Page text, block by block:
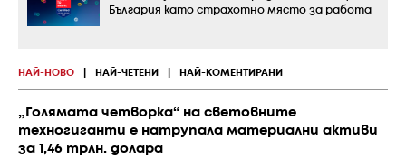
НАЙ-НОВО НАЙ-ЧЕТЕНИ НАЙ-КОМЕНТИРАНИ
„Голямата четворка“ на световните
техногиганти е натрупала материални активи
за 1,46 трлн. долара
България като страхотно място за работа